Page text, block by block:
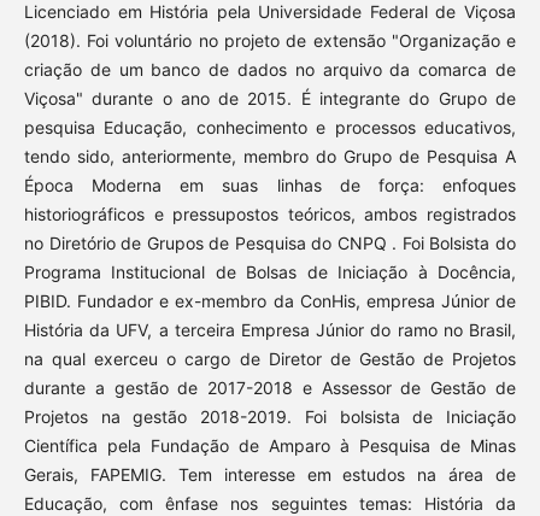
Licenciado em História pela Universidade Federal de Viçosa
(2018). Foi voluntário no projeto de extensão "Organização e
criação de um banco de dados no arquivo da comarca de
Viçosa" durante o ano de 2015. É integrante do Grupo de
pesquisa Educação, conhecimento e processos educativos,
tendo sido, anteriormente, membro do Grupo de Pesquisa A
Época Moderna em suas linhas de força: enfoques
historiográficos e pressupostos teóricos, ambos registrados
no Diretório de Grupos de Pesquisa do CNPQ . Foi Bolsista do
Programa Institucional de Bolsas de Iniciação à Docência,
PIBID. Fundador e ex-membro da ConHis, empresa Júnior de
História da UFV, a terceira Empresa Júnior do ramo no Brasil,
na qual exerceu o cargo de Diretor de Gestão de Projetos
durante a gestão de 2017-2018 e Assessor de Gestão de
Projetos na gestão 2018-2019. Foi bolsista de Iniciação
Científica pela Fundação de Amparo à Pesquisa de Minas
Gerais, FAPEMIG. Tem interesse em estudos na área de
Educação, com ênfase nos seguintes temas: História da